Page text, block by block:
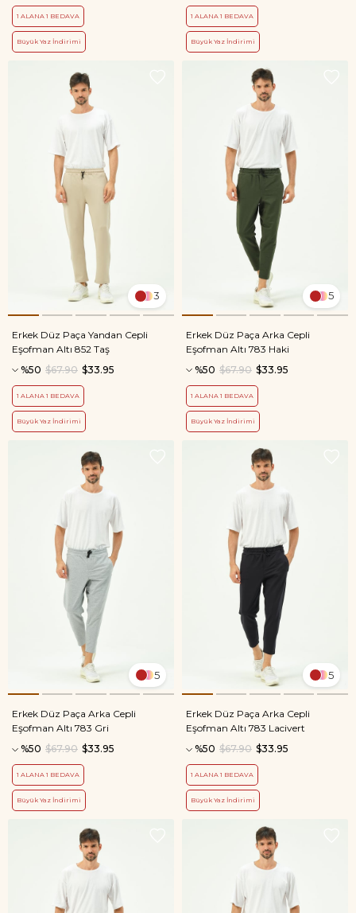
1 ALANA 1 BEDAVA
Büyük Yaz İndirimi
1 ALANA 1 BEDAVA
Büyük Yaz İndirimi
3
Erkek Düz Paça Yandan Cepli
Eşofman Altı 852 Taş
%50
$33.95
$67.90
1 ALANA 1 BEDAVA
Büyük Yaz İndirimi
5
Erkek Düz Paça Arka Cepli
Eşofman Altı 783 Haki
%50
$33.95
$67.90
1 ALANA 1 BEDAVA
Büyük Yaz İndirimi
5
Erkek Düz Paça Arka Cepli
Eşofman Altı 783 Gri
%50
$33.95
$67.90
1 ALANA 1 BEDAVA
Büyük Yaz İndirimi
5
Erkek Düz Paça Arka Cepli
Eşofman Altı 783 Lacivert
%50
$33.95
$67.90
1 ALANA 1 BEDAVA
Büyük Yaz İndirimi